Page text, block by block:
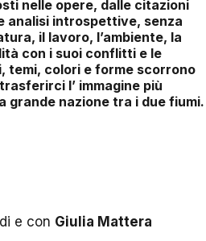
nelle opere, dalle citazioni
analisi introspettive, senza
il lavoro, l’ambiente, la
con i suoi conflitti e le
temi, colori e forme scorrono
l’ immagine più
grande nazione tra i due fiumi.
e con Giulia Mattera